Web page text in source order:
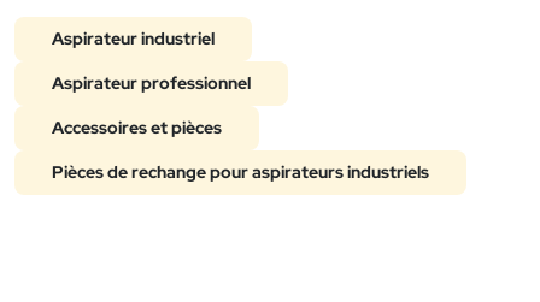
Aspirateur industriel
Aspirateur professionnel
Accessoires et pièces
Pièces de rechange pour aspirateurs industriels